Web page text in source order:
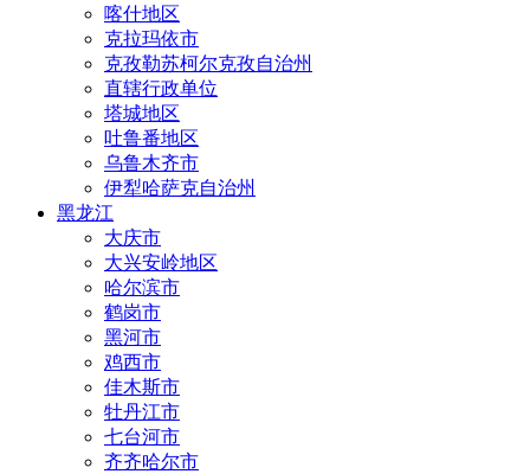
喀什地区
克拉玛依市
克孜勒苏柯尔克孜自治州
直辖行政单位
塔城地区
吐鲁番地区
乌鲁木齐市
伊犁哈萨克自治州
黑龙江
大庆市
大兴安岭地区
哈尔滨市
鹤岗市
黑河市
鸡西市
佳木斯市
牡丹江市
七台河市
齐齐哈尔市